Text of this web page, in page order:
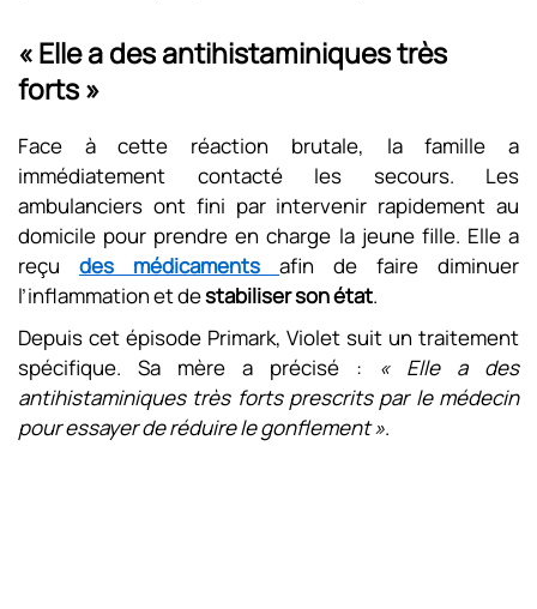
« Elle a des antihistaminiques très
forts »
Face à cette réaction brutale, la famille a
immédiatement contacté les secours. Les
ambulanciers ont fini par intervenir rapidement au
domicile pour prendre en charge la jeune fille. Elle a
reçu des médicaments afin de faire diminuer
l’inflammation et destabiliser son état.
Depuis cet épisode Primark, Violet suit un traitement
spécifique. Sa mère a précisé : « Elle a des
antihistaminiques très forts prescrits par le médecin
pour essayer de réduire le gonflement ».